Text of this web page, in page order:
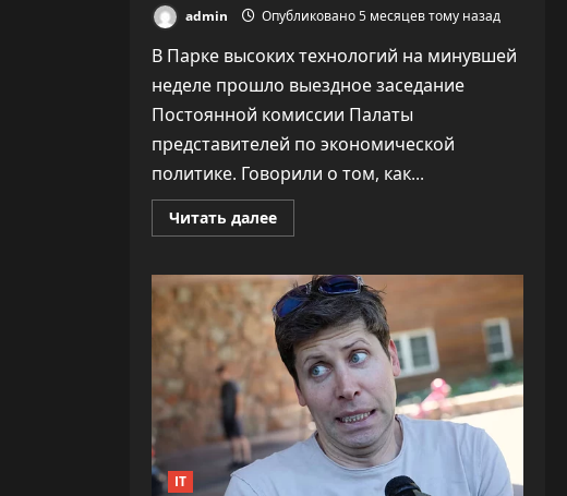
admin Опубликовано 5 месяцев тому назад
В Парке высоких технологий на минувшей
неделе прошло выездное заседание
Постоянной комиссии Палаты
представителей по экономической
политике. Говорили о том, как...
Читать далееПрочитать
больше
говорит,
что
вклад
компаний-
резидентов
в
экономику
«подошёл
к
30%»
IT